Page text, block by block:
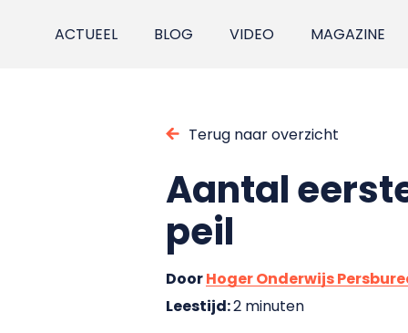
ACTUEEL BLOG VIDEO MAGAZINE
Terug naar overzicht
Aantal
peil
DoorHoger Onderwijs
Leestijd:2 minuten